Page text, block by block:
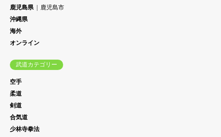
鹿児島県
鹿児島市
沖縄県
海外
オンライン
武道カテゴリー
空手
柔道
剣道
合気道
少林寺拳法